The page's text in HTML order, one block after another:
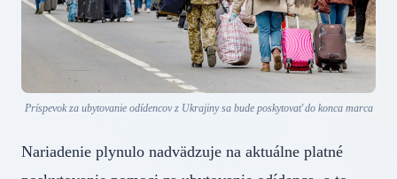
Príspevok za ubytovanie odídencov z Ukrajiny sa bude poskytovať do konca marca
Nariadenie plynulo nadvädzuje na aktuálne platné